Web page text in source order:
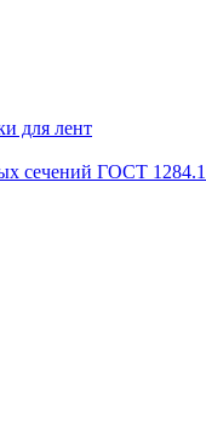
для лент
сечений ГОСТ